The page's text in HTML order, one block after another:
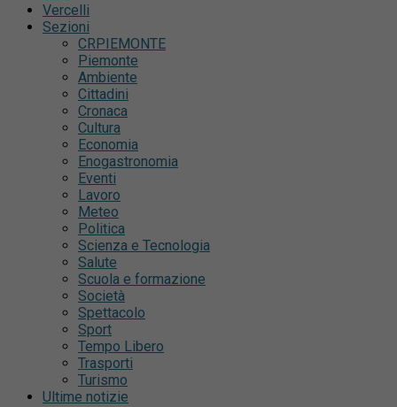
Vercelli
Sezioni
CRPIEMONTE
Piemonte
Ambiente
Cittadini
Cronaca
Cultura
Economia
Enogastronomia
Eventi
Lavoro
Meteo
Politica
Scienza e Tecnologia
Salute
Scuola e formazione
Società
Spettacolo
Sport
Tempo Libero
Trasporti
Turismo
Ultime notizie